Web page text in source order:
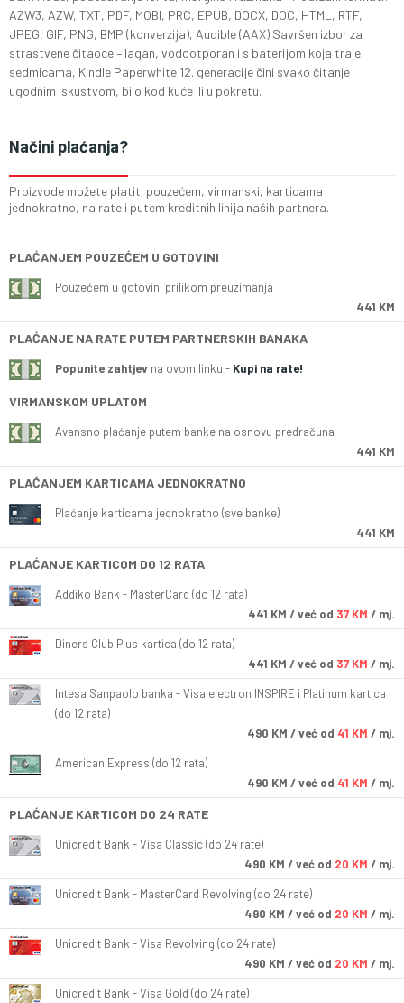
AZW3, AZW, TXT, PDF, MOBI, PRC, EPUB, DOCX, DOC, HTML, RTF,
JPEG, GIF, PNG, BMP (konverzija), Audible (AAX) Savršen izbor za
strastvene čitaoce – lagan, vodootporan i s baterijom koja traje
sedmicama, Kindle Paperwhite 12. generacije čini svako čitanje
ugodnim iskustvom, bilo kod kuće ili u pokretu.
Načini plaćanja?
Proizvode možete platiti pouzećem, virmanski, karticama
jednokratno, na rate i putem kreditnih linija naših partnera.
PLAĆANJEM POUZEĆEM U GOTOVINI
Pouzećem u gotovini prilikom preuzimanja
441 KM
PLAĆANJE NA RATE PUTEM PARTNERSKIH BANAKA
Popunite zahtjev na ovom linku - Kupi na rate!
VIRMANSKOM UPLATOM
Avansno plaćanje putem banke na osnovu predračuna
441 KM
PLAĆANJEM KARTICAMA JEDNOKRATNO
Plaćanje karticama jednokratno (sve banke)
441 KM
PLAĆANJE KARTICOM DO 12 RATA
Addiko Bank - MasterCard (do 12 rata)
441 KM / već od 37 KM / mj.
Diners Club Plus kartica (do 12 rata)
441 KM / već od 37 KM / mj.
Intesa Sanpaolo banka - Visa electron INSPIRE i Platinum kartica
(do 12 rata)
490 KM / već od 41 KM / mj.
American Express (do 12 rata)
490 KM / već od 41 KM / mj.
PLAĆANJE KARTICOM DO 24 RATE
Unicredit Bank - Visa Classic (do 24 rate)
490 KM / već od 20 KM / mj.
Unicredit Bank - MasterCard Revolving (do 24 rate)
490 KM / već od 20 KM / mj.
Unicredit Bank - Visa Revolving (do 24 rate)
490 KM / već od 20 KM / mj.
Unicredit Bank - Visa Gold (do 24 rate)